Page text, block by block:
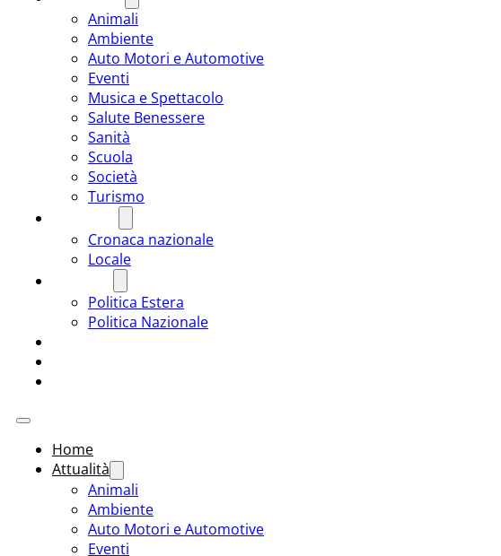
Animali
Ambiente
Auto Motori e Automotive
Eventi
Musica e Spettacolo
Salute Benessere
Sanità
Scuola
Società
Turismo
Cronaca nazionale
Locale
Politica Estera
Politica Nazionale
Home
Attualità
Animali
Ambiente
Auto Motori e Automotive
Eventi